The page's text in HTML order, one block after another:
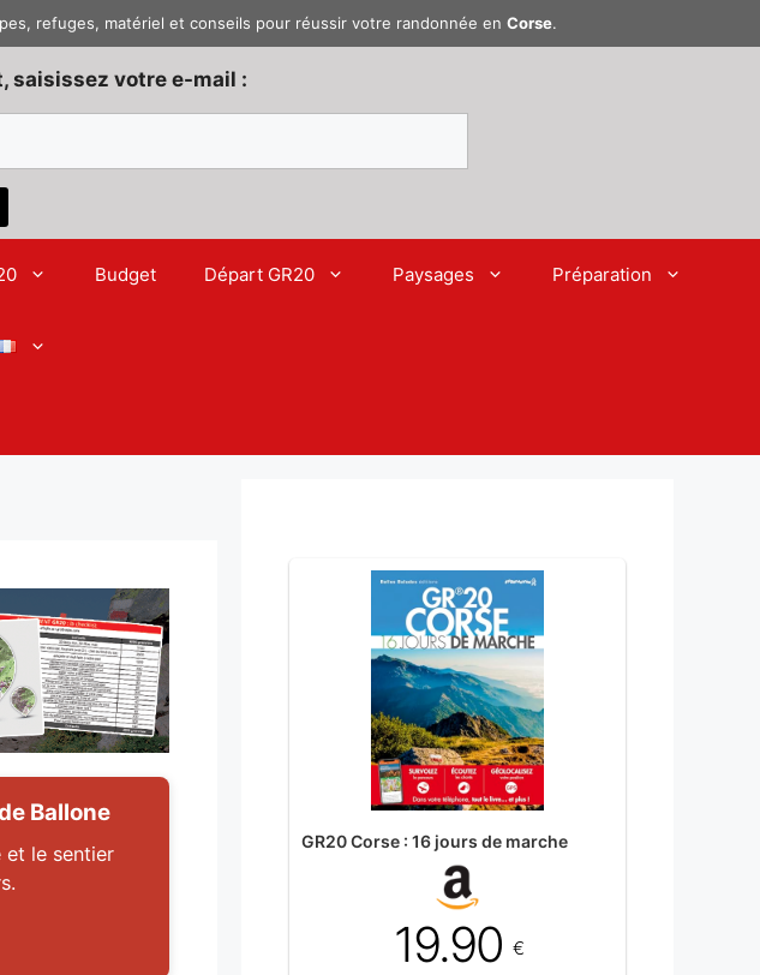
refuges, matériel et conseils pour réussir votre randonnée en Corse.
saisissez votre e-mail :
Budget Départ GR20 Paysages Préparation
Ballone
et le sentier
GR20 Corse : 16 jours de marche
19.90€